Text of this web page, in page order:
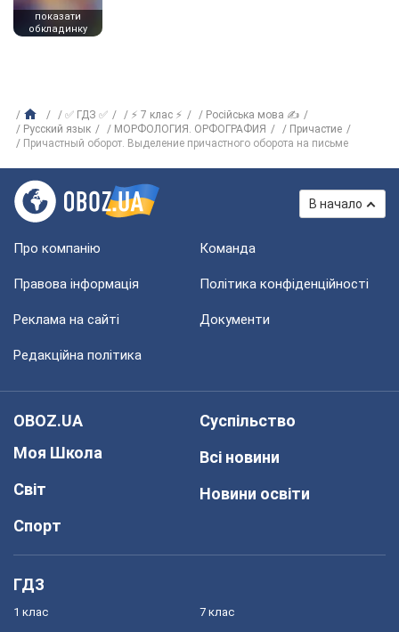
показати
обкладинку
✅ ГДЗ ✅ ⚡ 7 клас ⚡
Російська мова ✍
Русский язык
МОРФОЛОГИЯ. ОРФОГРАФИЯ
Причастие
Причастный оборот. Выделение причастного оборота на письме
В начало
Про компанію Команда
Правова інформація Політика конфіденційності
Реклама на сайті Документи
Редакційна політика
OBOZ.UA
Моя Школа
Світ
Спорт
Суспільство
Всі новини
Новини освіти
ГДЗ
1 клас 7 клас